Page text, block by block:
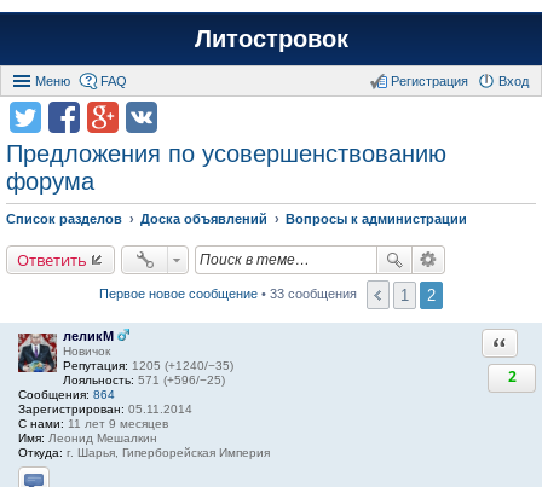
Литостровок
Меню FAQ Вход
Регистрация
Предложения по усовершенствованию
форума
Список разделов Доска объявлений Вопросы к администрации
Ответить
Первое новое сообщение • 33 сообщения 1 2
леликМ
Новичок
Репутация: 1205 (+1240/−35)
Лояльность: 571 (+596/−25)
Сообщения: 864
Зарегистрирован: 05.11.2014
С нами: 11 лет 9 месяцев
Имя: Леонид Мешалкин
Откуда: г. Шарья, Гиперборейская Империя
2